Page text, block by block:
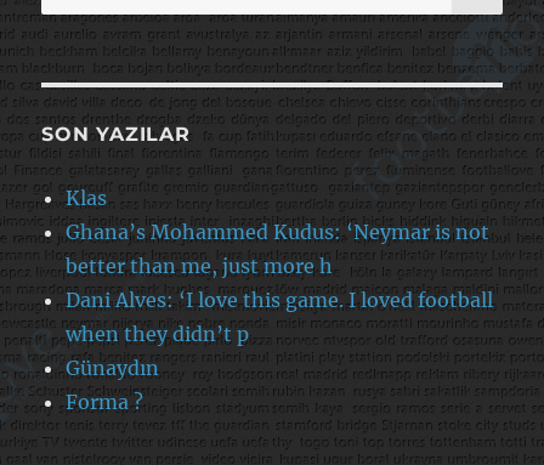
SON YAZILAR
Klas
Ghana’s Mohammed Kudus: ‘Neymar is not
better than me, just more h
Dani Alves: ‘I love this game. I loved football
when they didn’t p
Günaydın
Forma ?